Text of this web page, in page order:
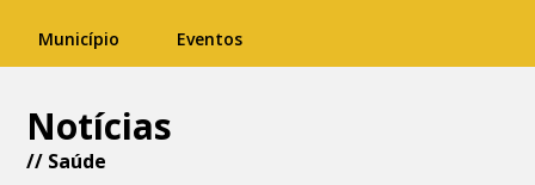
Município Eventos
Notícias
// Saúde